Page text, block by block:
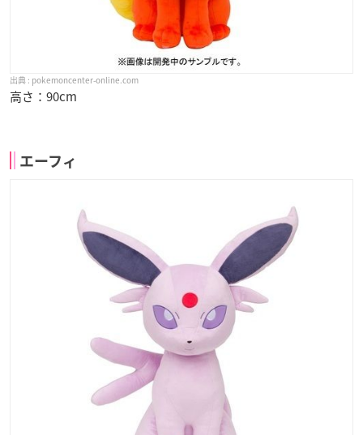
pokemoncenter-online.com
高さ：90cm
エーフィ